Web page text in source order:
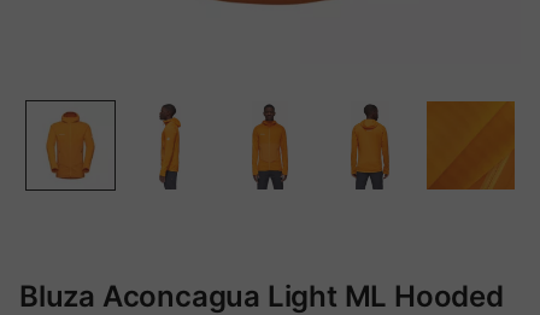
Bluza Aconcagua Light ML Hooded